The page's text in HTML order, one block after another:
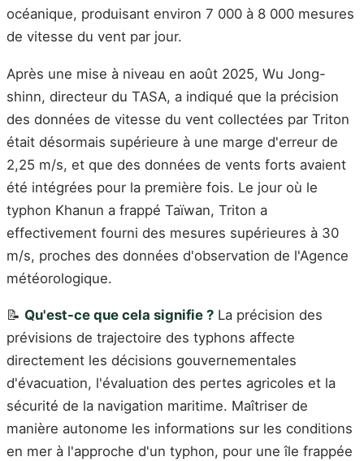
océanique, produisant environ 7 000 à 8 000 mesures
de vitesse du vent par jour.
Après une mise à niveau en août 2025, Wu Jong-
shinn, directeur du TASA, a indiqué que la précision
des données de vitesse du vent collectées par Triton
était désormais supérieure à une marge d'erreur de
2,25 m/s, et que des données de vents forts avaient
été intégrées pour la première fois. Le jour où le
typhon Khanun a frappé Taïwan, Triton a
effectivement fourni des mesures supérieures à 30
m/s, proches des données d'observation de l'Agence
météorologique.
📝 Qu'est-ce que cela signifie ? La précision des
prévisions de trajectoire des typhons affecte
directement les décisions gouvernementales
d'évacuation, l'évaluation des pertes agricoles et la
sécurité de la navigation maritime. Maîtriser de
manière autonome les informations sur les conditions
en mer à l'approche d'un typhon, pour une île frappée